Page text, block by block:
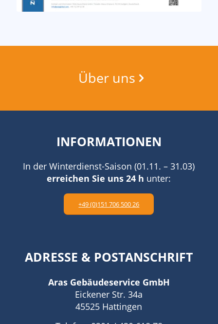
Über uns
INFORMATIONEN
In der Winterdienst-Saison (01.11. – 31.03)
erreichen Sie uns 24 h unter:
+49 (0)151 706 500 26
ADRESSE & POSTANSCHRIFT
Aras Gebäudeservice GmbH
Eickener Str. 34a
45525 Hattingen